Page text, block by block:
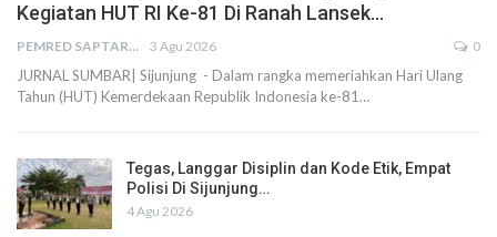
Kegiatan HUT RI Ke-81 Di Ranah Lansek…
PEMRED SAPTARIUS 3 Agu 2026 0
JURNAL SUMBAR| Sijunjung - Dalam rangka memeriahkan Hari Ulang
Tahun (HUT) Kemerdekaan Republik Indonesia ke-81…
Tegas, Langgar Disiplin dan Kode Etik, Empat
Polisi Di Sijunjung…
4 Agu 2026